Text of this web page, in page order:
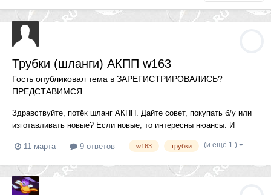
Трубки (шланги) АКПП w163
Гость опубликовал тема в ЗАРЕГИСТРИРОВАЛИСЬ?
ПРЕДСТАВИМСЯ...
Здравствуйте, потёк шланг АКПП. Дайте совет, покупать б/у или
изготавливать новые? Если новые, то интересны нюансы. И
туда, извините, новичок. Всем всего доброго!
11 марта 9 ответов w163 трубки (и ещё 1 )